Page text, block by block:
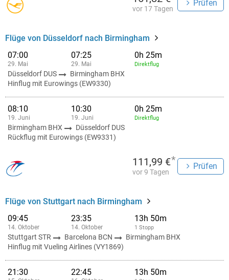
vor 17 Tagen
Prüfen
Flüge von Düsseldorf nach Birmingham
07:00
29. Mai
07:25
29. Mai
0h 25m
Direktflug
Düsseldorf DUS
Birmingham BHX
Hinflug mit Eurowings (EW9330)
08:10
19. Juni
10:30
19. Juni
0h 25m
Direktflug
Birmingham BHX
Düsseldorf DUS
Rückflug mit Eurowings (EW9331)
111,99 €*
vor 9 Tagen
Prüfen
Flüge von Stuttgart nach Birmingham
09:45
14. Oktober
23:35
14. Oktober
13h 50m
1 Stopp
Stuttgart STR Barcelona BCN
Birmingham BHX
Hinflug mit Vueling Airlines (VY1869)
21:30 22:45 13h 50m